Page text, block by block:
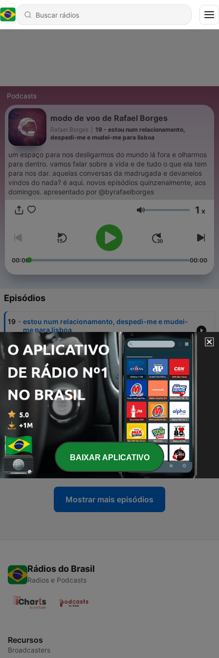
Podcasts
modo de voo de Rafael Borges
Rafael Borges
19 - estou num relacionamento,
despedi-me e mudei-me para lisboa
um espaço para nos desligarmos do mundo lá fora e olharmos
para dentro. vamos falar sobre a vida e de tudo o que ela tem
para nos dar. aquelas conversas da madrugada e devaneios
vindos do nada? é aqui. novos episódios quinzenalmente, aos
domingos. apresentado por @byrafaelborges
Volume 1 x
00:00 00:00
Episódios
19 - estou num relacionamento, despedi-me e mudei-
me para lisboa
01 out. 2023
we are not really strangers
07 maio 2023
17 - estar sozinho
24 abr. 2023
16 - maus-tratos
09 abr. 2023
15 - relações abertas
26 mar. 2023
Mostrar mais episódios
Rádios do Brasil
Radios e Podcasts
Recursos
Broadcasters
BAIXAR APLICATIVO